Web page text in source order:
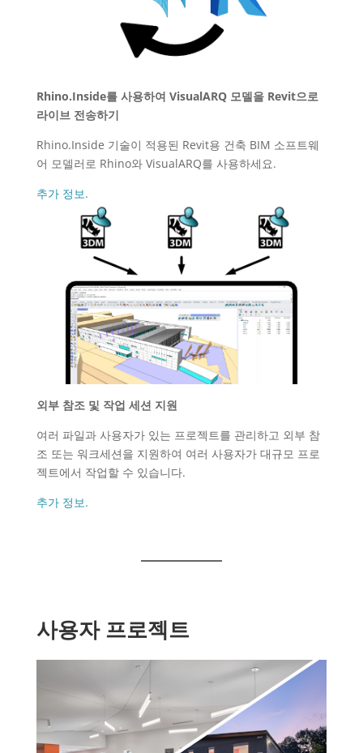
Rhino.Inside를 사용하여 VisualARQ 모델을 Revit으로
라이브 전송하기
Rhino.Inside 기술이 적용된 Revit용 건축 BIM 소프트웨
어 모델러로 Rhino와 VisualARQ를 사용하세요.
추가 정보.
외부 참조 및 작업 세션 지원
여러 파일과 사용자가 있는 프로젝트를 관리하고 외부 참
조 또는 워크세션을 지원하여 여러 사용자가 대규모 프로
젝트에서 작업할 수 있습니다.
추가 정보.
사용자 프로젝트